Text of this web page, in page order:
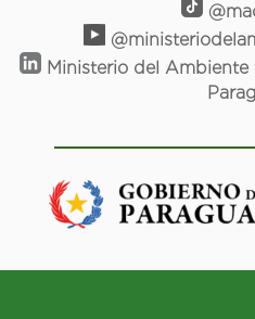
Ministerio del